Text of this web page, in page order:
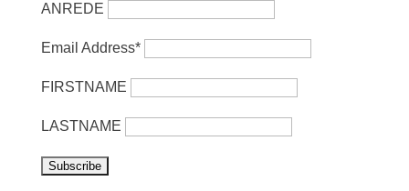
ANREDE
Email Address*
FIRSTNAME
LASTNAME